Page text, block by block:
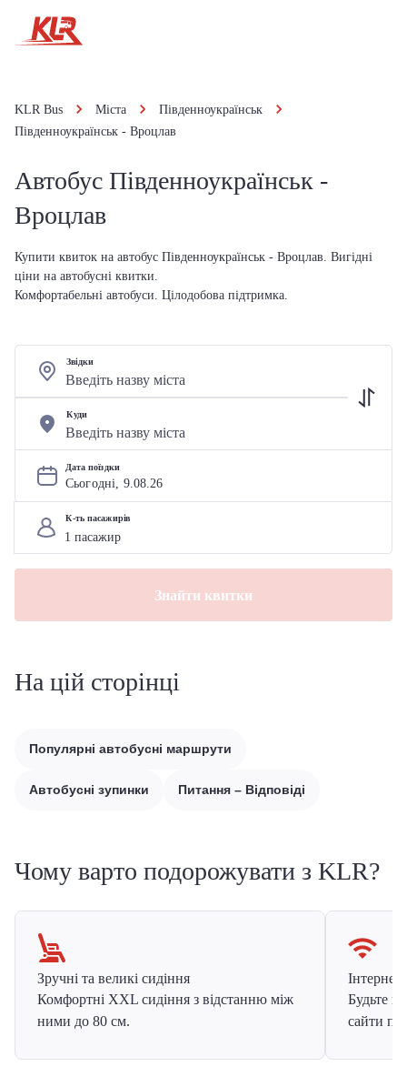
KLR Bus Міста
Південноукраїнськ
Південноукраїнськ - Вроцлав
Автобус Південноукраїнськ -
Вроцлав
Купити квиток на автобус Південноукраїнськ - Вроцлав. Вигідні
ціни на автобусні квитки.
Комфортабельні автобуси. Цілодобова підтримка.
Звідки
Куди
Дата поїздки
Сьогодні, 9.08.26
К-ть пасажирів
Знайти квитки
На цій сторінці
Популярні автобусні маршрути
Автобусні зупинки Питання – Відповіді
Чому варто подорожувати з KLR?
Зручні та великі сидіння
Комфортні XXL сидіння з відстанню між
ними до 80 см.
Інтернет
Будьте
сайти